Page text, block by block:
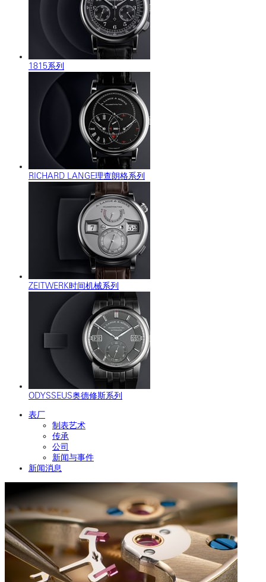
1815系列
RICHARD LANGE理查朗格系列
ZEITWERK时间机械系列
ODYSSEUS奥德修斯系列
表厂
制表艺术
传承
公司
新闻与事件
新闻消息